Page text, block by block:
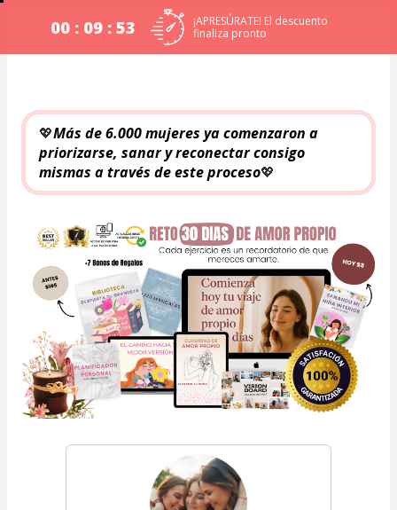
00 : 09 : 52
¡APRESÚRATE! El descuento
finaliza pronto
💖Más de 6.000 mujeres ya comenzaron a
priorizarse, sanar y reconectar consigo
mismas a través de este proceso💖